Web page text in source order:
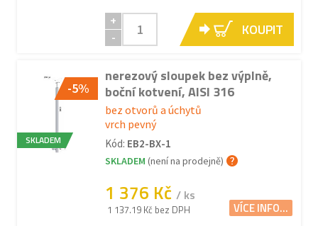
+
-
KOUPIT
-5%
SKLADEM
nerezový sloupek bez výplně,
boční kotvení, AISI 316
bez otvorů a úchytů
vrch pevný
Kód: EB2-BX-1
SKLADEM (není na prodejně)
1 376 Kč / ks
1 137.19 Kč bez DPH VÍCE INFO...